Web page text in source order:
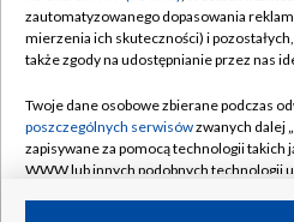
Centrum informacji TVP
Naziemna Telewizja Cyfrowa
Rada Programowa
System NOS
Informacje o nadawcy
Moje
zautomatyzowanego dopasowania
mierzenia ich skuteczności) i
także zgody na udostępnianie przez nas
Twoje dane osobowe zbierane podczas
poszczególnych serwisówzwanych dalej
zapisywane za pomocą technologii takich
WWW lub innych podobnych technologii